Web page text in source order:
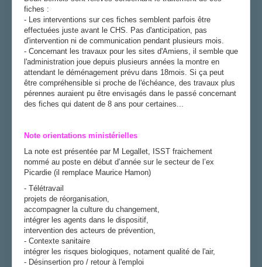
fiches :
- Les interventions sur ces fiches semblent parfois être
effectuées juste avant le CHS. Pas d'anticipation, pas
d'intervention ni de communication pendant plusieurs mois.
- Concernant les travaux pour les sites d'Amiens, il semble que
l'administration joue depuis plusieurs années la montre en
attendant le déménagement prévu dans 18mois. Si ça peut
être compréhensible si proche de l'échéance, des travaux plus
pérennes auraient pu être envisagés dans le passé concernant
des fiches qui datent de 8 ans pour certaines...
Note orientations ministérielles
La note est présentée par M Legallet, ISST fraichement
nommé au poste en début d’année sur le secteur de l’ex
Picardie (il remplace Maurice Hamon)
- Télétravail
projets de réorganisation,
accompagner la culture du changement,
intégrer les agents dans le dispositif,
intervention des acteurs de prévention,
- Contexte sanitaire
intégrer les risques biologiques, notament qualité de l'air,
- Désinsertion pro / retour à l'emploi